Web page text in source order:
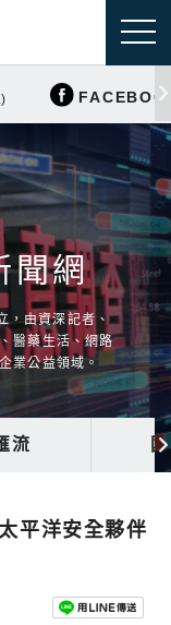
聞網
，由資深記者、
醫藥生活、網路
業公益領域。
流
平洋安全夥伴